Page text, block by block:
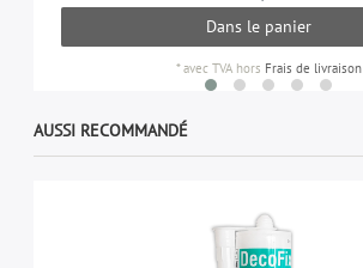
Dans le panier
*avec TVAhors Frais de livraison
AUSSI RECOMMANDÉ